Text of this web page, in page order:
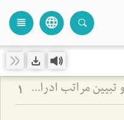
language
view_headline
بررسی اشکالات وجود ذهنی و تبیین مراتب ادراکی - تحلیل جایگاه قوا و نسبت میان عالم ذهن و خارج 1